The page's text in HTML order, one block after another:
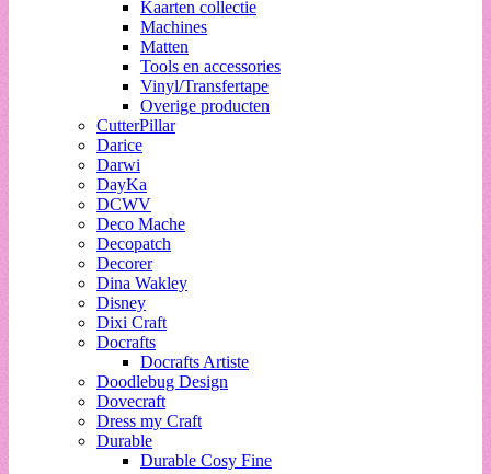
Kaarten collectie
Machines
Matten
Tools en accessories
Vinyl/Transfertape
Overige producten
CutterPillar
Darice
Darwi
DayKa
DCWV
Deco Mache
Decopatch
Decorer
Dina Wakley
Disney
Dixi Craft
Docrafts
Docrafts Artiste
Doodlebug Design
Dovecraft
Dress my Craft
Durable
Durable Cosy Fine